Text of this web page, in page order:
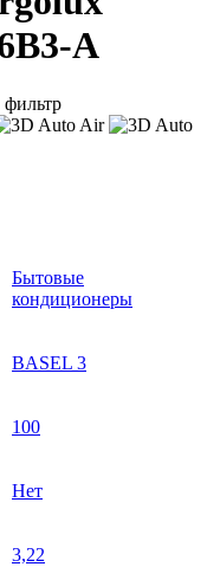
A
Бытовые
кондиционеры
BASEL 3
100
Нет
3,22